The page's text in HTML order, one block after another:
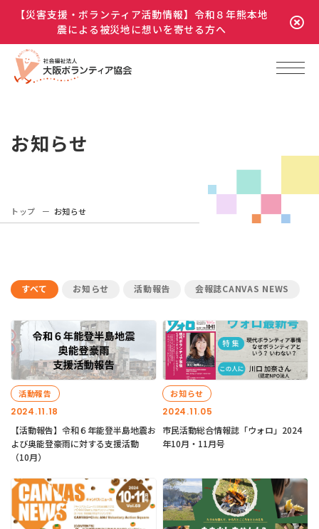
【災害支援・ボランティア活動情報】令和８年熊本地
震による被災地に想いを寄せる方へ
お知らせ
トップ お知らせ
すべて お知らせ 活動報告 会報誌CANVAS NEWS
2024.11.18
活動報告
【活動報告】令和６年能登半島地震お
よび奥能登豪雨に対する支援活動
（10月）
2024.11.05
お知らせ
市民活動総合情報誌「ウォロ」2024
年10月・11月号